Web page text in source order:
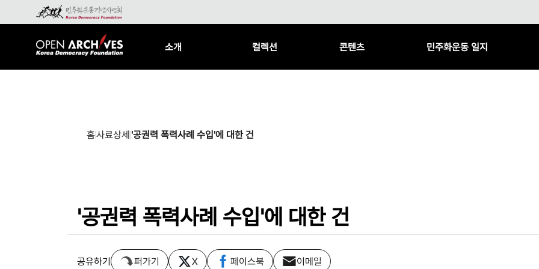
소개 컬렉션 콘텐츠 민주화운동 일지
홈사료상세 '공권력 폭력사례 수입'에 대한 건
'공권력 폭력사례 수입'에 대한 건
공유하기 퍼가기 X 페이스북 이메일